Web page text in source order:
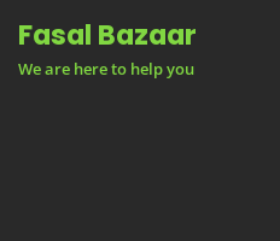
Fasal Bazaar
We are here to help you